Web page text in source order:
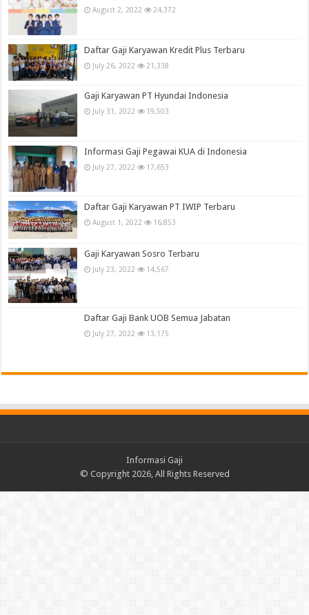
August 2, 2022 24,372
Daftar Gaji Karyawan Kredit Plus Terbaru
July 26, 2022 21,338
Gaji Karyawan PT Hyundai Indonesia
July 31, 2022 19,503
Informasi Gaji Pegawai KUA di Indonesia
July 27, 2022 17,653
Daftar Gaji Karyawan PT IWIP Terbaru
August 1, 2022 16,853
Gaji Karyawan Sosro Terbaru
July 23, 2022 14,567
Daftar Gaji Bank UOB Semua Jabatan
July 27, 2022 13,175
Informasi Gaji
© Copyright 2026, All Rights Reserved